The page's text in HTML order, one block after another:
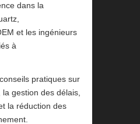
dans la
et les ingénieurs
à
pratiques sur
gestion des délais,
la réduction des